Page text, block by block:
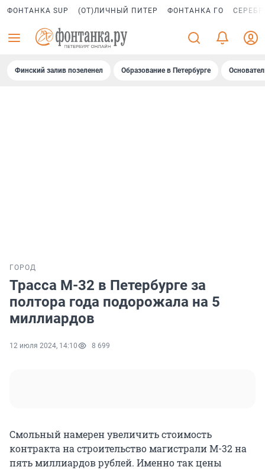
ФОНТАНКА SUP (ОТ)ЛИЧНЫЙ ПИТЕР ФОНТАНКА ГО
Финский залив позеленел Образование в Петербурге
ГОРОД
Трасса М-32 в Петербурге за
полтора года подорожала на 5
миллиардов
12 июля 2024, 14:10 8 699
Смольный намерен увеличить стоимость
контракта на строительство магистрали М-32 на
пять миллиардов рублей. Именно так цены